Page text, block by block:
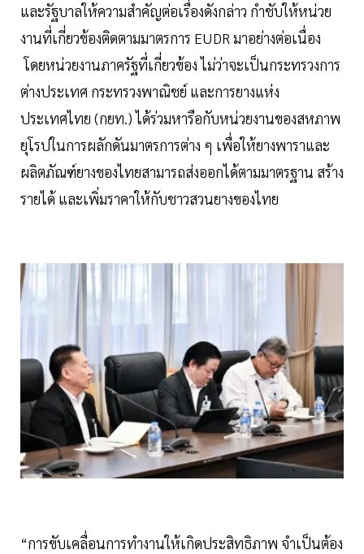
และรัฐบาลให้ความสำคัญต่อเรื่องดังกล่าว กำชับให้หน่วย
งานที่เกี่ยวข้องติดตามมาตรการ EUDR มาอย่างต่อเนื่อง
โดยหน่วยงานภาครัฐที่เกี่ยวข้อง ไม่ว่าจะเป็นกระทรวงการ
ต่างประเทศ กระทรวงพาณิชย์ และการยางแห่ง
ประเทศไทย (กยท.) ได้ร่วมหารือกับหน่วยงานของสหภาพ
ยุโรปในการผลักดันมาตรการต่าง ๆ เพื่อให้ยางพาราและ
ผลิตภัณฑ์ยางของไทยสามารถส่งออกได้ตามมาตรฐาน สร้าง
รายได้ และเพิ่มราคาให้กับชาวสวนยางของไทย
“การขับเคลื่อนการทำงานให้เกิดประสิทธิภาพ จำเป็นต้อง